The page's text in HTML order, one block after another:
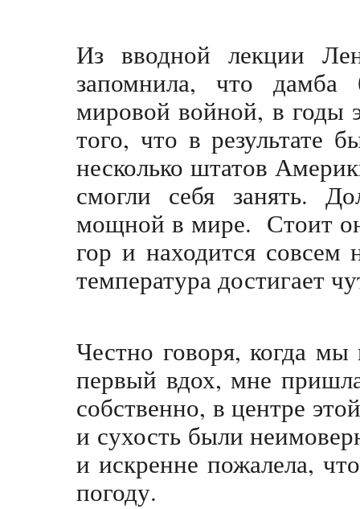
Из вводной лекции
запомнила, что дамба
мировой войной, в годы
того, что в результате
несколько штатов
смогли себя занять.
мощной в мире. Стоит
гор и находится
температура достигает
Честно говоря, когда
первый вдох, мне
собственно, в центре
и сухость были
и искренне пожалела,
погоду.